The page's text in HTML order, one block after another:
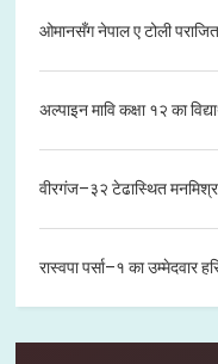
ओमानसँग नेपाल ए टोली पराजित
अल्पाइन मावि कक्षा १२ का
वीरगंज–३२ टेढास्थित
रास्वपा पर्सा–१ का उम्मेदवार